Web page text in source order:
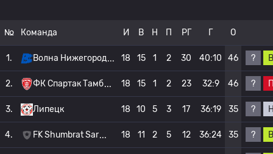
№ Команда И В Н П РГ Г О
1. Волна Нижегород 18 15 1 2 30 40:10 46 ? В
2. ФК Спартак Тамб 18 15 1 2 23 32:9 46 ?
3. Липецк 18 10 5 3 17 36:19 35 ?
4. FK Shumbrat Sar 18 11 2 5 12 36:24 35 ? В